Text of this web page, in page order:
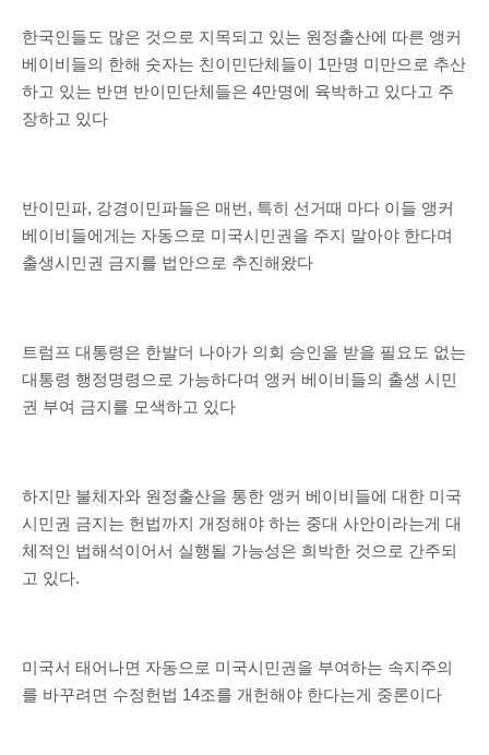
한국인들도 많은 것으로 지목되고 있는 원정출산에 따른 앵커
베이비들의 한해 숫자는 친이민단체들이 1만명 미만으로 추산
하고 있는 반면 반이민단체들은 4만명에 육박하고 있다고 주
장하고 있다
반이민파, 강경이민파들은 매번, 특히 선거때 마다 이들 앵커
베이비들에게는 자동으로 미국시민권을 주지 말아야 한다며
출생시민권 금지를 법안으로 추진해왔다
트럼프 대통령은 한발더 나아가 의회 승인을 받을 필요도 없는
대통령 행정명령으로 가능하다며 앵커 베이비들의 출생 시민
권 부여 금지를 모색하고 있다
하지만 불체자와 원정출산을 통한 앵커 베이비들에 대한 미국
시민권 금지는 헌법까지 개정해야 하는 중대 사안이라는게 대
체적인 법해석이어서 실행될 가능성은 희박한 것으로 간주되
고 있다.
미국서 태어나면 자동으로 미국시민권을 부여하는 속지주의
를 바꾸려면 수정헌법 14조를 개헌해야 한다는게 중론이다